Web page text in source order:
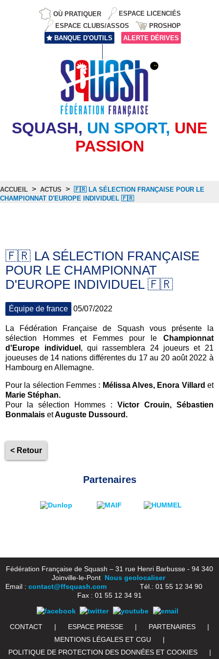
OÙ PRATIQUER
ESPACE LICENCIÉS
ESPACE CLUBS/ASSOS
PROSHOP
BANQUE D'OUTILS
ALERTE DÉRIVES
SQUASH, UN SPORT, UNE
PASSION
ACCUEIL > ACTUS > 🇫🇷 LA SÉLECTION FRANÇAISE POUR LE
CHAMPIONNAT D'EUROPE INDIVIDUEL 🇫🇷
🇫🇷 LA SÉLECTION FRANÇAISE
POUR LE CHAMPIONNAT
D'EUROPE INDIVIDUEL 🇫🇷
Équipe de france 05/07/2022
La Fédération Française de Squash vous présente la
sélection Hommes et Femmes pour le Championnat
d'Europe individuel , qui rassemblera 24 joueurs et 21
joueuses de 14 nations différentes du 17 au 20 août 2022 à
Hambourg en Allemagne.
Pour la sélection Femmes : Mélissa Alves, Enora Villard et
Marie Stéphan.
Pour la sélection Hommes : Victor Crouin, Sébastien
Bonmalais etAuguste Dussourd .
< Retour
Partenaires
Fédération Française de Squash – 31 rue Henri Barbusse - 94 340
Joinville-le-Pont Nous geolocaliser
Email : contact@ffsquash.comTél.: 01 55 12 34 90
Fax : 01 55 12 34 91
CONTACT | ESPACE PRESSE | PARTENAIRES
|
MENTIONS LÉGALES ET CGU
|
POLITIQUE DE PROTECTION DES DONNÉES ET COOKIES
|